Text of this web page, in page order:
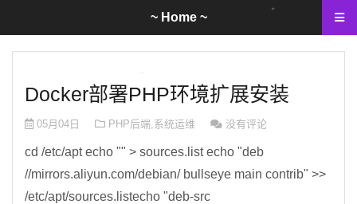
Docker部署PHP环境扩展安装
05月04日 PHP后端,系统运维 没有评论
cd /etc/apt echo "" > sources.list echo "deb
//mirrors.aliyun.com/debian/ bullseye main contrib" >>
/etc/apt/sources.listecho "deb-src
~ Home ~